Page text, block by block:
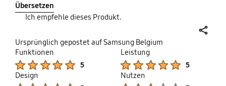
(DRAMless) le destine plutôt aux joueurs et au
grand public qu'aux professionnels de la création
qui manipulent d'énormes volumes de données en
continu. À comparer de près avec le prix du 990
Pro avant l'achat ( Tester sur Pc fixe Alienware r11)
Übersetzen
Ich empfehle dieses Produkt.
Ursprünglich gepostet auf Samsung Belgium
Funktionen
5
Leistung
5
Design
Nutzen